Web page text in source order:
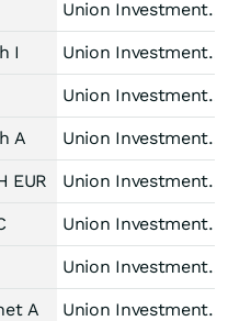
Union Investment Lux
I Union Investment Lux
Union Investment Lux
A Union Investment Lux
EUR Union Investment Lux
Union Investment Lux
Union Investment Lux
A Union Investment Lux